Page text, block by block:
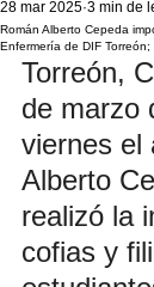
Román Alberto Cepeda
Enfermería de DIF
28 mar 2025 3 min de
Torreón,
de marzo
viernes el
Alberto
realizó la
cofias y